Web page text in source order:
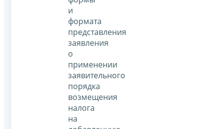
и
формата
представления
заявления
о
применении
заявительного
порядка
возмещения
налога
на